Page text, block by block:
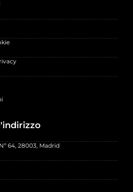
64, 28003, Madrid